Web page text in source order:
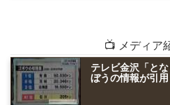
📺 メディア
テレビ金沢「と
ぼうの情報が引用